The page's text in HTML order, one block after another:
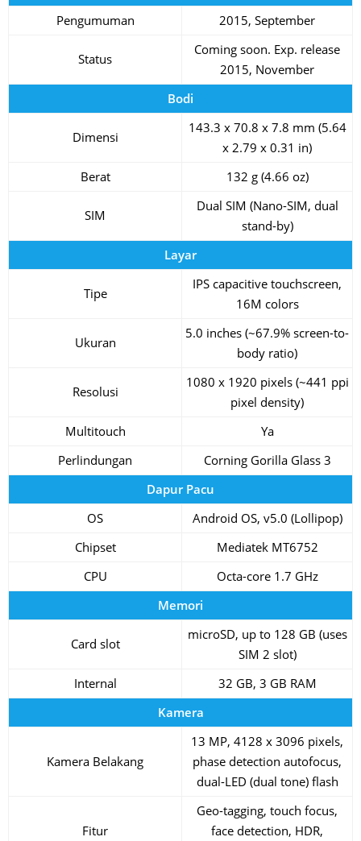
Pengumuman 2015, September
Status
Coming soon. Exp. release
2015, November
Bodi
Dimensi
143.3 x 70.8 x 7.8 mm (5.64
x 2.79 x 0.31 in)
Berat
132 g (4.66 oz)
SIM
Dual SIM (Nano-SIM, dual
stand-by)
Layar
Tipe
IPS capacitive touchscreen,
16M colors
Ukuran
5.0 inches (~67.9% screen-to-
body ratio)
Resolusi
1080 x 1920 pixels (~441 ppi
pixel density)
Multitouch
Ya
Perlindungan
Corning Gorilla Glass 3
Dapur Pacu
OS
Android OS, v5.0 (Lollipop)
Chipset
Mediatek MT6752
CPU
Octa-core 1.7 GHz
Memori
Card slot
microSD, up to 128 GB (uses
SIM 2 slot)
Internal
32 GB, 3 GB RAM
Kamera
Kamera Belakang
13 MP, 4128 x 3096 pixels,
phase detection autofocus,
dual-LED (dual tone) flash
Fitur
Geo-tagging, touch focus,
face detection, HDR,